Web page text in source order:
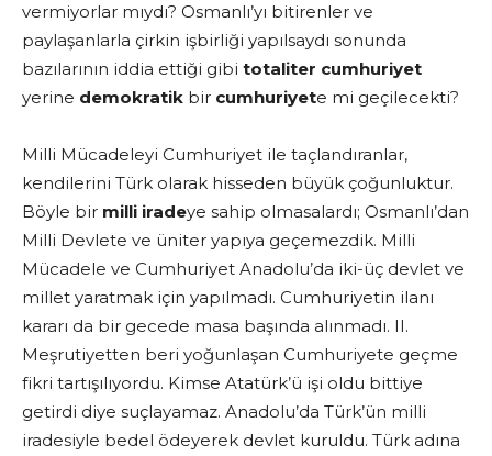
vermiyorlar mıydı? Osmanlı’yı bitirenler ve
paylaşanlarla çirkin işbirliği yapılsaydı sonunda
bazılarının iddia ettiği gibi totaliter cumhuriyet
yerine demokratik bir cumhuriyete mi geçilecekti?
Milli Mücadeleyi Cumhuriyet ile taçlandıranlar,
kendilerini Türk olarak hisseden büyük çoğunluktur.
Böyle bir milli iradeye sahip olmasalardı; Osmanlı’dan
Milli Devlete ve üniter yapıya geçemezdik. Milli
Mücadele ve Cumhuriyet Anadolu’da iki-üç devlet ve
millet yaratmak için yapılmadı. Cumhuriyetin ilanı
kararı da bir gecede masa başında alınmadı. II.
Meşrutiyetten beri yoğunlaşan Cumhuriyete geçme
fikri tartışılıyordu. Kimse Atatürk’ü işi oldu bittiye
getirdi diye suçlayamaz. Anadolu’da Türk’ün milli
iradesiyle bedel ödeyerek devlet kuruldu. Türk adına